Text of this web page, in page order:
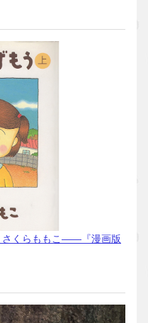
さくらももこ――『漫画版